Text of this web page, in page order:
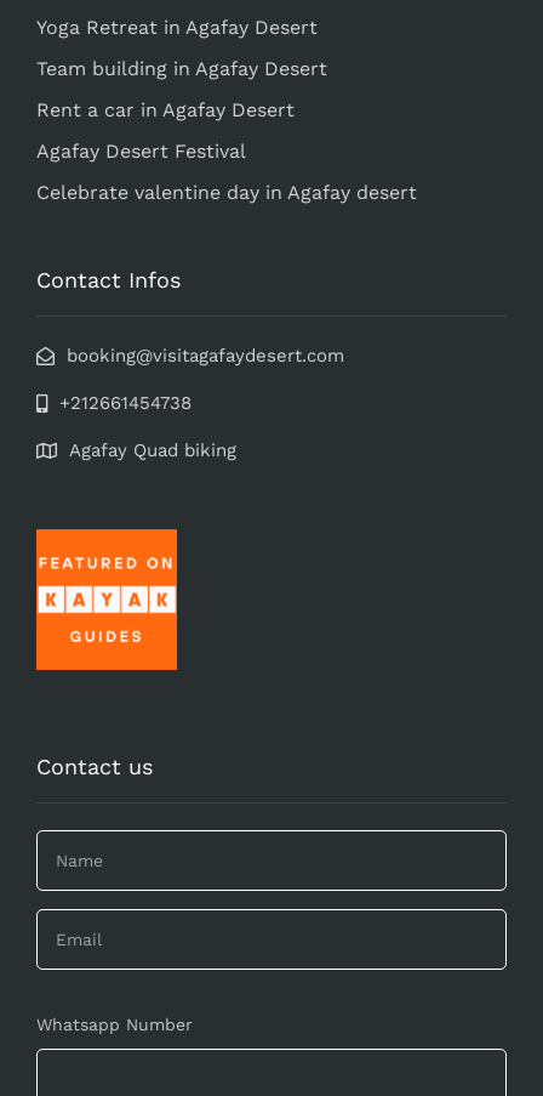
Yoga Retreat in Agafay Desert
Team building in Agafay Desert
Rent a car in Agafay Desert
Agafay Desert Festival
Celebrate valentine day in Agafay desert
Contact Infos
booking@visitagafaydesert.com
+212661454738
Agafay Quad biking
Contact us
Whatsapp Number